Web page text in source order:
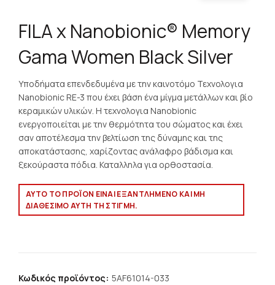
FILA x Nanobionic® Memory
Gama Women Black Silver
Υποδήματα επενδεδυμένα με την καινοτόμο Τεχνολογια
Nanobionic RE-3 που έχει βάση ένα μίγμα μετάλλων και βίο
κεραμικών υλικών. Η τεχνολογια Nanobionic
ενεργοποιείται με την θερμότητα του σώματος και έχει
σαν αποτέλεσμα την βελτίωση της δύναμης και της
αποκατάστασης, χαρίζοντας ανάλαφρο βάδισμα και
ξεκούραστα πόδια. Καταλληλα για ορθοστασία.
ΑΥΤΌ ΤΟ ΠΡΟΪΌΝ ΕΊΝΑΙ ΕΞΑΝΤΛΗΜΈΝΟ ΚΑΙ ΜΉ
ΔΙΑΘΈΣΙΜΟ ΑΥΤΉ ΤΗ ΣΤΙΓΜΉ.
Κωδικός προϊόντος: 5AF61014-033